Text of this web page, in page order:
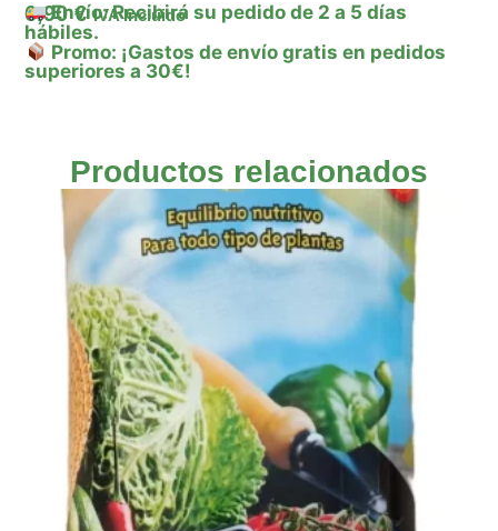
6,90€ IVA Incluido
Envío: Recibirá su pedido de 2 a 5 días
hábiles.
Promo: ¡Gastos de envío gratis en pedidos
superiores a 30€!
Productos relacionados